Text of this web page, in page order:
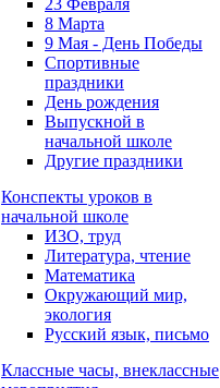
23 Февраля
8 Марта
9 Мая - День Победы
Спортивные
праздники
День рождения
Выпускной в
начальной школе
Другие праздники
Конспекты уроков в
начальной школе
ИЗО, труд
Литература, чтение
Математика
Окружающий мир,
экология
Русский язык, письмо
Классные часы, внеклассные